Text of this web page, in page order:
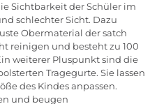
Sichtbarkeit der Schüler im
schlechter Sicht. Dazu
Obermaterial der satch
reinigen und besteht zu 100
weiterer Pluspunkt sind die
Tragegurte. Sie lassen
des Kindes anpassen.
und beugen